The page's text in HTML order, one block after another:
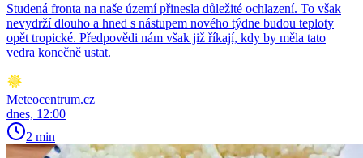
Studená fronta na naše území přinesla důležité ochlazení. To však
nevydrží dlouho a hned s nástupem nového týdne budou teploty
opět tropické. Předpovědi nám však již říkají, kdy by měla tato
vedra konečně ustat.
Meteocentrum.cz
dnes, 12:00
2 min